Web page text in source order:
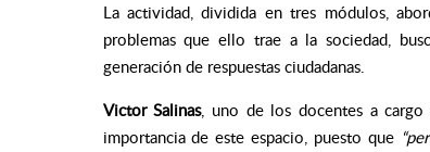
La actividad, dividida en tres módulos,
problemas que ello trae a la sociedad,
generación de respuestas ciudadanas.
Victor Salinas, uno de los docentes a
importancia de este espacio, puesto que